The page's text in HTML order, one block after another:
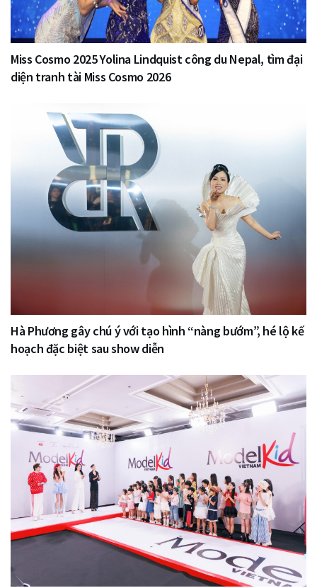
Miss Cosmo 2025 Yolina Lindquist công du Nepal, tìm đại
diện tranh tài Miss Cosmo 2026
Hà Phương gây chú ý với tạo hình “nàng bướm”, hé lộ kế
hoạch đặc biệt sau show diễn